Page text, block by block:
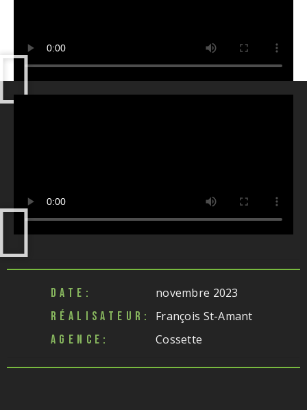
DATE: novembre 2023
RÉALISATEUR: François St-Amant
AGENCE: Cossette